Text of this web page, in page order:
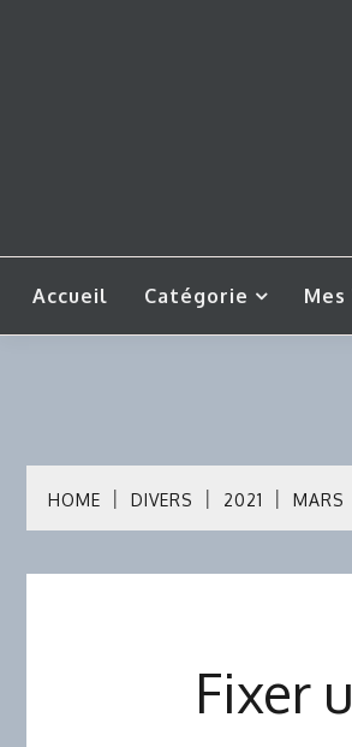
Accueil Catégorie Mes
HOME DIVERS 2021 MARS
Fixer